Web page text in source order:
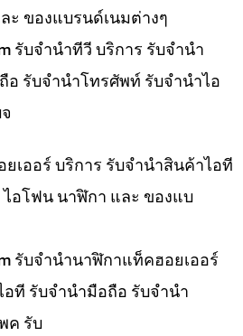
ของแบรนด์เนมต่างๆ
รับจำนำทีวี บริการ รับจำนำ
รับจำนำโทรศัพท์ รับจำนำไอ
เออร์ บริการ รับจำนำสินค้าไอที
อโฟน นาฬิกา และ ของแบ
รับจำนำนาฬิกาแท็คฮอยเออร์
ที รับจำนำมือถือ รับจำนำ
ค รับ